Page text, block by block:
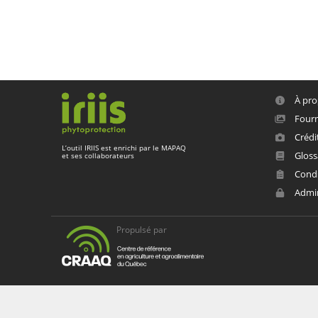
L’outil IRIIS est enrichi par le MAPAQ
et ses collaborateurs
À
Propulsé par